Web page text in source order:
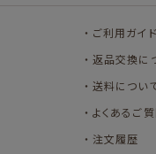
TEA STANDご利用ガイド
返品交換に
送料につい
よくあるご
注文履歴